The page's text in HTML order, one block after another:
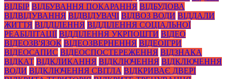
ВІДБІР ВІДБУВАННЯ ПОКАРАННЯ ВІДБУДОВА
ВІДВІДУВАННЯ ВІДВІДУВАЧІ ВІДВОЗ ВОДИ ВІДДАЛИ
ЖИТТЯ ВІДДІЛЕННЯ ВІДДІЛЕННЯ СОЦІАЛЬНОЇ
РЕАБІЛІТАЦІЇ ВІДДІЛЕННЯ УКРПОШТИ ВІДЕО
ВІДЕОЗВ'ЯЗОК ВІДЕОЗВЕРНЕННЯ ВІДЕОІГРИ
ВІДЕОСАПИС ВІДЕОСПОСТЕРЕЖЕННЯ ВІДЗНАКА
ВІДКАТ ВІДКЛИКАННЯ ВІДКЛЮЧЕННЯ ВІДКЛЮЧЕННЯ
ВОДИ ВІДКЛЮЧЕННЯ СВІТЛА ВІДКРИВАЄ ДВЕРІ